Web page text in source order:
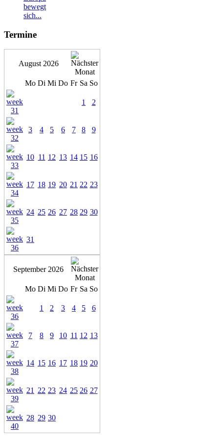
bewegt
sich...
Termine
August 2026
Mo Di Mi Do Fr Sa So
1 2
3 4 5 6 7 8 9
10 11 12 13 14 15 16
17 18 19 20 21 22 23
24 25 26 27 28 29 30
31
September 2026
Mo Di Mi Do Fr Sa So
1 2 3 4 5 6
7 8 9 10 11 12 13
14 15 16 17 18 19 20
21 22 23 24 25 26 27
28 29 30